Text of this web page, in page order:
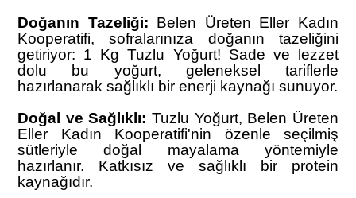
Doğanın Tazeliği: Belen Üreten Eller Kadın
Kooperatifi, sofralarınıza doğanın tazeliğini
getiriyor: 1 Kg Tuzlu Yoğurt! Sade ve lezzet
dolu bu yoğurt, geleneksel tariflerle
hazırlanarak sağlıklı bir enerji kaynağı sunuyor.
Doğal ve Sağlıklı: Tuzlu Yoğurt, Belen Üreten
Eller Kadın Kooperatifi'nin özenle seçilmiş
sütleriyle doğal mayalama yöntemiyle
hazırlanır. Katkısız ve sağlıklı bir protein
kaynağıdır.